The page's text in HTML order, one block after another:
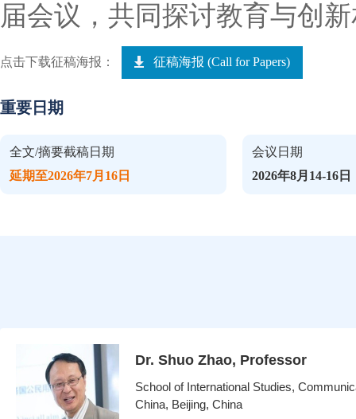
届会议，共同探讨教育与创
点击下载征稿海报： 征稿海报 (Call for Papers)
重要日期
全文/摘要截稿日期
延期至2026年7月16日
会议日期
2026年8月14-16日
Dr. Shuo Zhao, Professor
School of International Studies,
China, Beijing, China